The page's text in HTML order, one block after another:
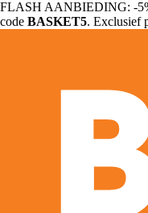
FLASH AANBIEDING: -
code BASKET5. Exclusief